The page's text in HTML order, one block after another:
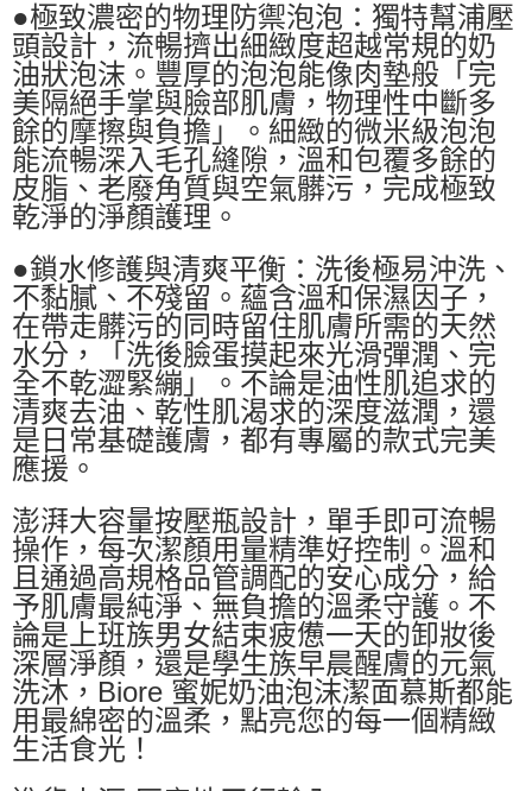
●極致濃密的物理防禦泡泡：獨特幫浦壓
頭設計，流暢擠出細緻度超越常規的奶
油狀泡沫。豐厚的泡泡能像肉墊般「完
美隔絕手掌與臉部肌膚，物理性中斷多
餘的摩擦與負擔」。細緻的微米級泡泡
能流暢深入毛孔縫隙，溫和包覆多餘的
皮脂、老廢角質與空氣髒污，完成極致
乾淨的淨顏護理。
●鎖水修護與清爽平衡：洗後極易沖洗、
不黏膩、不殘留。蘊含溫和保濕因子，
在帶走髒污的同時留住肌膚所需的天然
水分，「洗後臉蛋摸起來光滑彈潤、完
全不乾澀緊繃」。不論是油性肌追求的
清爽去油、乾性肌渴求的深度滋潤，還
是日常基礎護膚，都有專屬的款式完美
應援。
澎湃大容量按壓瓶設計，單手即可流暢
操作，每次潔顏用量精準好控制。溫和
且通過高規格品管調配的安心成分，給
予肌膚最純淨、無負擔的溫柔守護。不
論是上班族男女結束疲憊一天的卸妝後
深層淨顏，還是學生族早晨醒膚的元氣
洗沐，Biore 蜜妮奶油泡沫潔面慕斯都能
用最綿密的溫柔，點亮您的每一個精緻
生活食光！